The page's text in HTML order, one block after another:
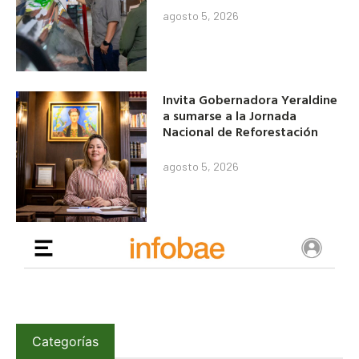
agosto 5, 2026
Invita Gobernadora Yeraldine
a sumarse a la Jornada
Nacional de Reforestación
agosto 5, 2026
Categorías